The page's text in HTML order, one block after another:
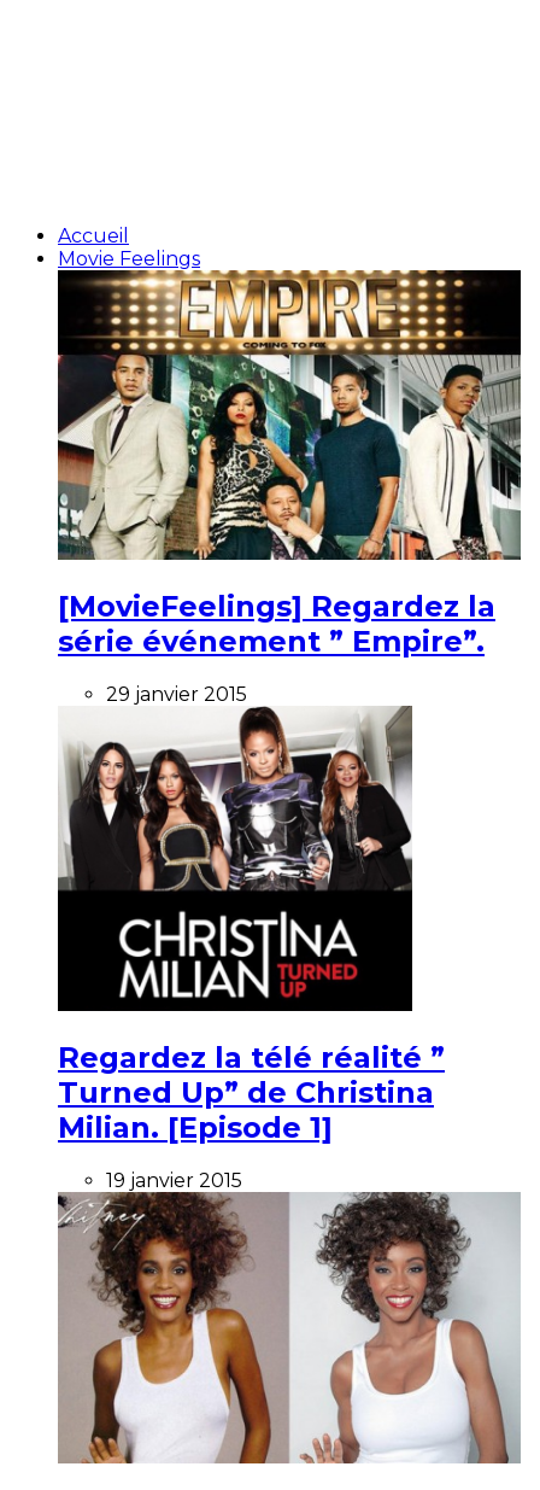
Accueil
Movie Feelings
[MovieFeelings] Regardez la
série événement ” Empire”.
29 janvier 2015
Regardez la télé réalité ”
Turned Up” de Christina
Milian. [Episode 1]
19 janvier 2015